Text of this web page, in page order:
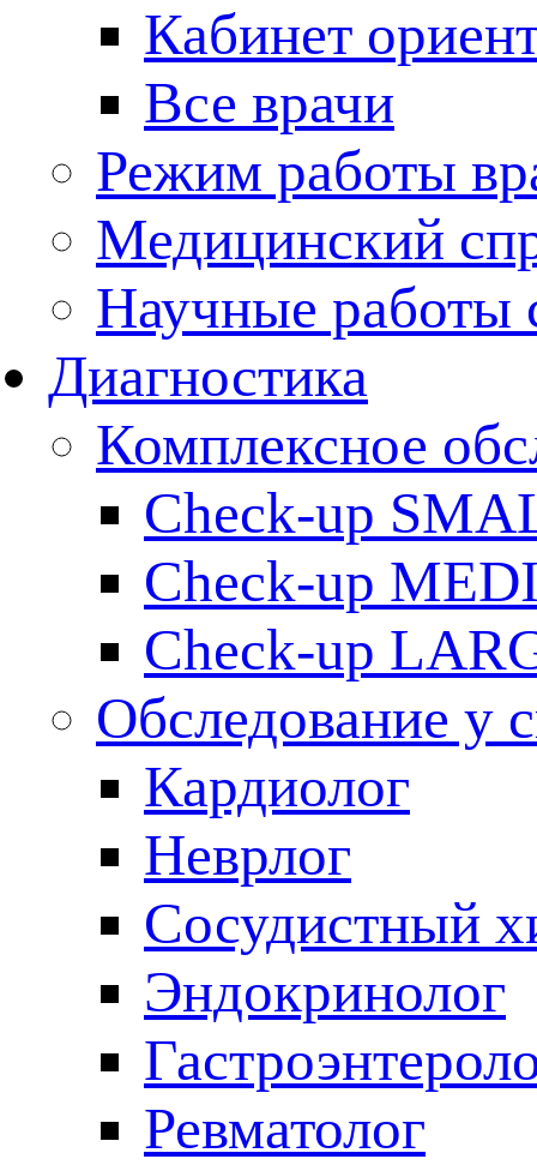
Кабинет
Все врачи
Режим работы
Медицинский
Научные работы
Диагностика
Комплексное
Check-up
Check-up
Check-up
Обследование у
Кардиолог
Неврлог
Сосудистный
Эндокринолог
Ревматолог